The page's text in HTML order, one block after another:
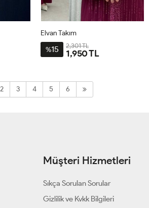
Elvan Takım
%15 2,301 TL
1,950 TL
2 3 4 5 6
Müşteri Hizmetleri
Sıkça Sorulan Sorular
Gizlilik ve Kvkk Bilgileri